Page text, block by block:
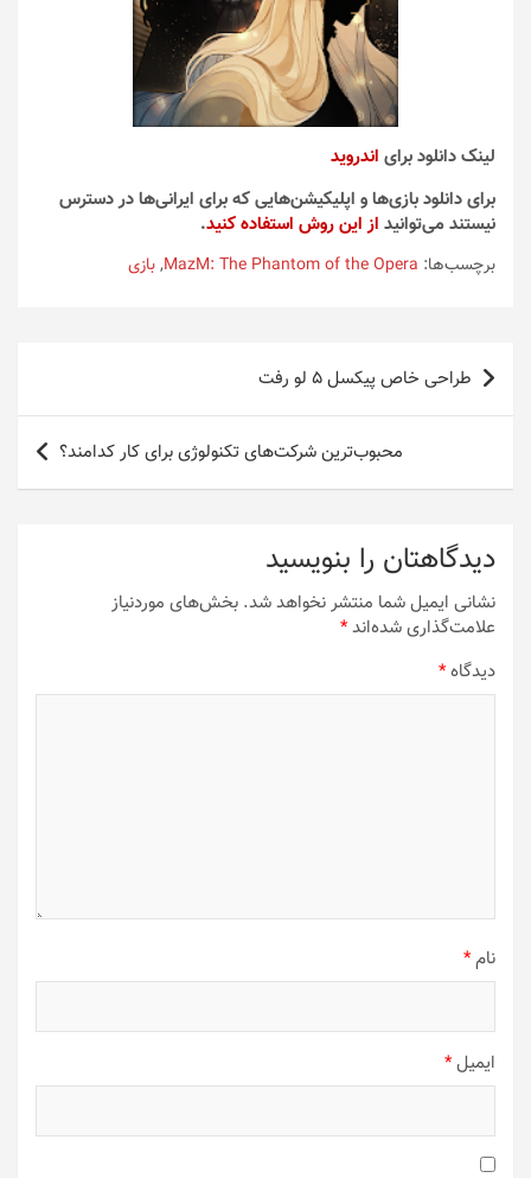
لینک دانلود برای اندروید
برای دانلود بازی‌ها و اپلیکیشن‌هایی که برای ایرانی‌ها در دسترس
نیستند می‌توانید از این روش استفاده کنید.
برچسب‌ها: MazM: The Phantom of the Opera
,بازی
راهبری
نوشتهطراحی خاص پیکسل 5 لو رفت
محبوب‌ترین شرکت‌های تکنولوژی برای کار کدامند؟
دیدگاهتان را بنویسید
نشانی ایمیل شما منتشر نخواهد شد. بخش‌های موردنیاز
علامت‌گذاری شده‌اند*
دیدگاه*
نام*
ایمیل*